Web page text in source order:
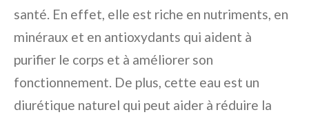
santé. En effet, elle est riche en nutriments, en
minéraux et en antioxydants qui aident à
purifier le corps et à améliorer son
fonctionnement. De plus, cette eau est un
diurétique naturel qui peut aider à réduire la